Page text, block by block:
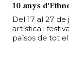
10 anys
Del 17 al 27
artística i
països de tot